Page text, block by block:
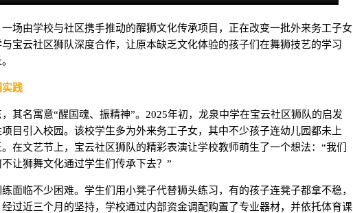
场由学校与社区携手推动的醒狮文化传承项目，正在改变一批外来务工子女
宝云社区狮队深度合作，让原本缺乏文化体验的孩子们在舞狮技艺的学习
实践
其名寓意“醒国魂、振精神”。2025年初，龙泉中学在宝云社区狮队的启发
目引入校园。该校学生多为外来务工子女，其中不少孩子连幼儿园都未上
在文艺节上，宝云社区狮队的精彩表演让学校教师萌生了一个想法：“我们
让狮舞文化通过学生们传承下去？”
面临不少困难。学生们用小凳子代替狮头练习，有的孩子连凳子都拿不稳，
过近三个月的坚持，学校通过内部资金调配购置了专业器材，并依托体育课